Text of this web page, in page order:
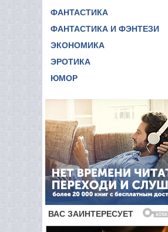
ФАНТАСТИКА
ФАНТАСТИКА И ФЭНТЕЗИ
ЭКОНОМИКА
ЭРОТИКА
ЮМОР